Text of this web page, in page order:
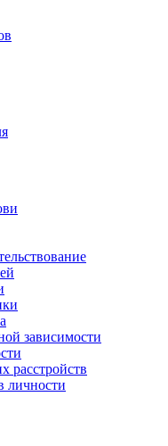
зависимости
расстройств
личности